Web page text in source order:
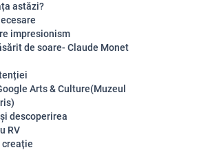
astăzi?
impresionism
de soare- Claude Monet
Arts & Culture(Muzeul
descoperirea
RV
creație